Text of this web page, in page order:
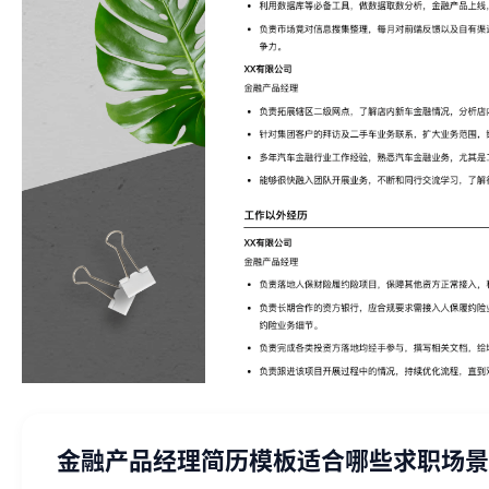
金融产品经理简历模板适合哪些求职场